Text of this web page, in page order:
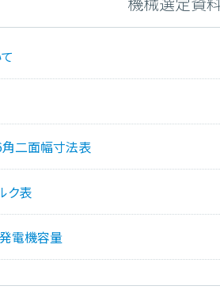
角二面幅寸法表
ク表
電機容量